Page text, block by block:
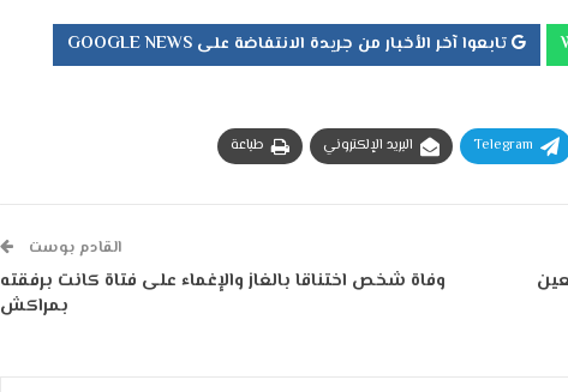
تابعوا آخر الأخبار من جريدة الانتفاضة على GOOGLE NEWS
Telegram البريد الإلكتروني طباعة
القادم بوست
وفاة شخص اختناقا بالغاز والإغماء على فتاة كانت برفقته
بمراكش